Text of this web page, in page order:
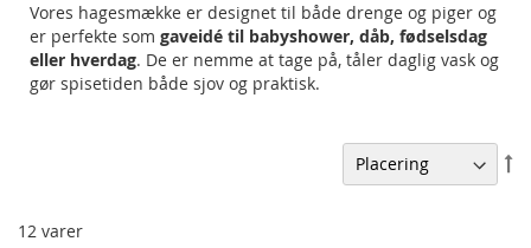
Vores hagesmække er designet til både drenge og piger og
er perfekte som gaveidé til babyshower, dåb, fødselsdag
eller hverdag. De er nemme at tage på, tåler daglig vask og
gør spisetiden både sjov og praktisk.
12 varer